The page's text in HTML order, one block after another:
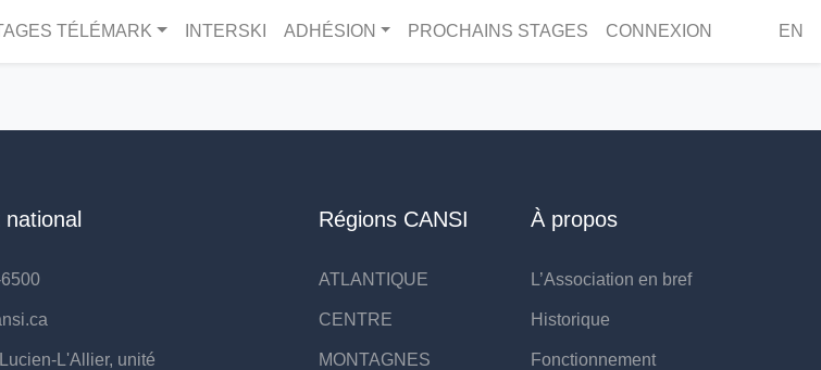
TÉLÉMARK INTERSKI ADHÉSION PROCHAINS STAGES CONNEXION EN
L'Allier, unité
Régions CANSI
ATLANTIQUE
CENTRE
MONTAGNES
À propos
L’Association en bref
Historique
Fonctionnement